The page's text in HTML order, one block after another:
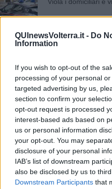
QUInewsVolterra.it - Do
Information
If you wish to opt-out of the
processing of your personal
targeted advertising by us,
section to confirm your
opt-out request is processed
interest-based ads based on
us or personal information
your opt-out. You may
disclosure of your personal
IAB’s list of downstream
also be disclosed by us to
Downstream Participants that
Malore per un
Trattore prende
Blitz all'alba per
Due arresti e dodici
Giani sbotta, "Sui
inaccettabile"
Furti e droga, nove
Viaggiava con una